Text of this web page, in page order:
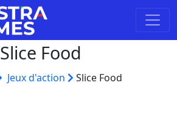
Slice Food
Jeux d'action Slice Food